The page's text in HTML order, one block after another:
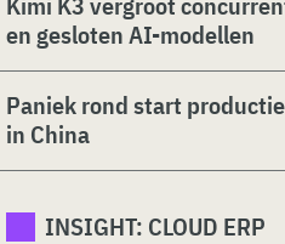
en gesloten AI-modellen
Paniek rond start
in China
INSIGHT: CLOUD ERP